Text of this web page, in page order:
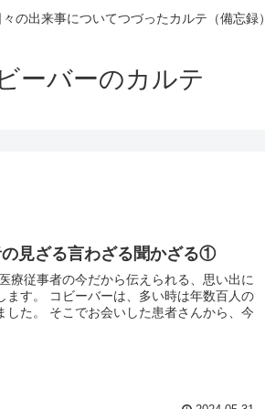
の出来事についてつづったカルテ（備忘録）
ーバーのカルテ
見ざる言わざる聞かざる①
療従事者の今だから伝えられる、思い出に
ます。 コビーバーは、多い時は年数百人の
した。 そこでお会いした患者さんから、今